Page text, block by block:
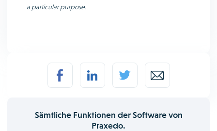
a particular purpose.
Sämtliche Funktionen der Software von
Praxedo.